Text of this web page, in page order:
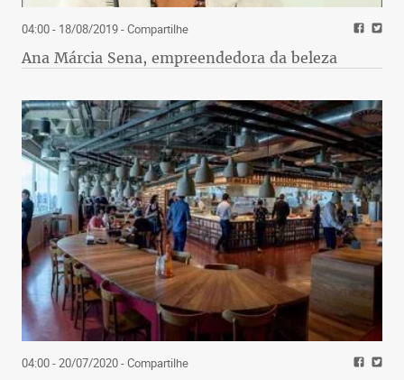
04:00 - 18/08/2019- Compartilhe
Ana Márcia Sena, empreendedora da beleza
04:00 - 20/07/2020- Compartilhe